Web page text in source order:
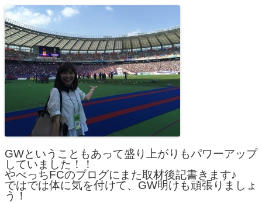
GWということもあって盛り上がりもパワーアップ
していました！！
やべっちFCのブログにまた取材後記書きます♪
ではでは体に気を付けて、GW明けも頑張りましょ
う！